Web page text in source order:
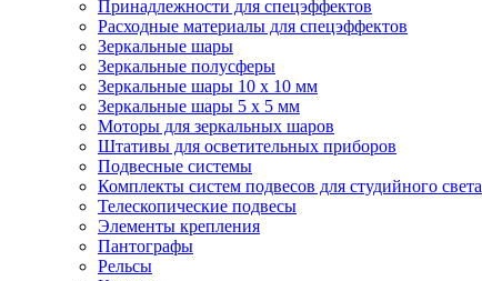
Принадлежности для спецэффектов
Расходные материалы для спецэффектов
Зеркальные шары
Зеркальные полусферы
Зеркальные шары 10 х 10 мм
Зеркальные шары 5 х 5 мм
Моторы для зеркальных шаров
Штативы для осветительных приборов
Подвесные системы
Комплекты систем подвесов для студийного света
Телескопические подвесы
Элементы крепления
Пантографы
Рельсы